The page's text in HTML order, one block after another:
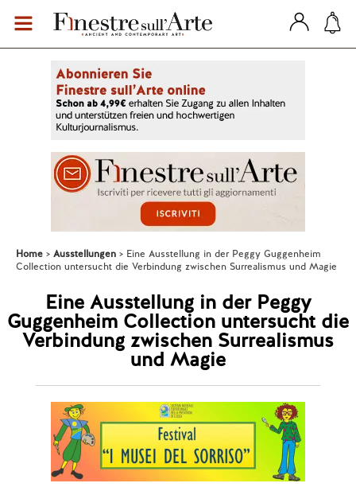
Home Ausstellungen
Eine Ausstellung in der Peggy Guggenheim
Collection untersucht die Verbindung zwischen Surrealismus und Magie
Eine Ausstellung in der Peggy
Guggenheim Collection untersucht die
Verbindung zwischen Surrealismus
und Magie